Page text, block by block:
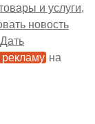
и услуги
новость
Дать
рекламу на